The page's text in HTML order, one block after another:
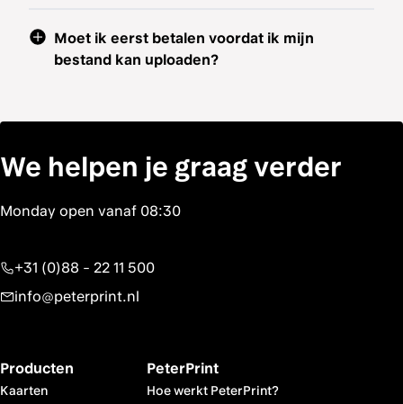
Moet ik eerst betalen voordat ik mijn
bestand kan uploaden?
We helpen je graag verder
+31 (0)88 - 22 11 500
info@peterprint.nl
Producten
Kaarten
PeterPrint
Hoe werkt PeterPrint?